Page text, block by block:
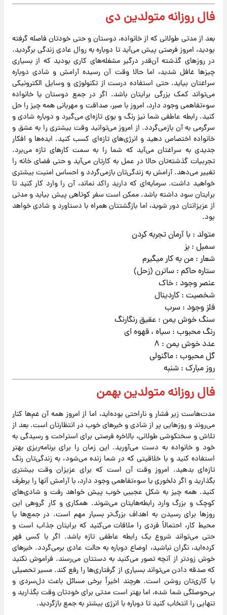
فال روزانه متولدین دی
بعد از مدتی طولانی که از خانواده، دوستان و حتی خودتان فاصله گرفته
بودید، امروز فرصتی پیش می‌آید تا دوباره به روال عادی زندگی برگردید.
در روزهای گذشته آن‌قدر درگیر مشغله‌های کاری بودید که از بسیاری
چیزها غافل شدید، اما حالا وقت آن رسیده آرامش و شادی دوباره
سراغتان بیاید. حتی استفاده درست از تکنولوژی و وسایل الکترونیکی
می‌تواند کمک بزرگی برایتان باشد. اگر در جمع دوستان یا خانواده
سوءتفاهمی وجود دارد، امروز با صبر، صداقت و مهربانی همه چیز را حل
کنید. رابطه عاطفی شما نیز رنگ و بوی تازه‌ای می‌گیرد و دوباره شادی و
سرگرمی به آن بازمی‌گردد. از امروز می‌توانید وقت بیشتری را به عشق و
خانواده اختصاص دهید و انرژی‌های تازه‌ای کسب کنید. ایده‌ها و افکار
جدیدی به سراغتان می‌آید که شما را به سمت کارهای تازه می‌برد.
تجربیات گذشته‌تان حالا در عمل به کارتان می‌آید و حتی فضای خانه را
تغییر می‌دهد. آرامش به زندگی‌تان بازمی‌گردد و احساس امنیت بیشتری
خواهید داشت. سرمایه‌ای که دارید راکد نماند، آن را وارد کار کنید تا
برایتان سود داشته باشد. ممکن است سفر کوتاهی پیش بیاید و مدتی
از عزیزانتان دور شوید، اما بازگشتتان همراه با دستاورد و شادی خواهد
بود.
متولد : با آرمان تجربه کردن
سمبل : بز
شعار : من به کار میگیرم
ستاره حاکم : ساترن (زحل)
عنصر وجود : خاک
شخصیت : کاردینال
فلز وجود : سرب
سنگ خوش یمن : عقیق رنگارنگ
رنگ محبوب : سیاه ، قهوه ای
عدد خوش یمن : ۸
گل محبوب : ماگنولی
روز مبارک : شنبه
فال روزانه متولدین بهمن
مدت‌هاست زیر فشار و ناراحتی بوده‌اید، اما از امروز همه آن غم‌ها کنار
می‌روند و روزهایی پر از شادی و خبرهای خوب در انتظارتان است. بعد از
تلاش و سختکوشی طولانی، بالاخره فرصتی برای استراحت و رسیدگی به
خود و خانواده به دست می‌آورید. این زمان را برای برنامه‌ریزی بهتر
استفاده کنید و با خلاقیتی که در شما زنده می‌شود، به زندگی‌تان رنگ
تازه‌ای بدهید. امروز وقت آن است که برای عزیزان وقت بیشتری
بگذارید و اگر دلخوری یا سوءتفاهمی وجود دارد، با آرامش آنها را برطرف
کنید. همه چیز به شکل عجیبی خوب پیش خواهد رفت و شادی‌های
کوچک و بزرگ وارد رابطه‌هایتان می‌شوند. همکاری و کار گروهی این
روزها برای رسیدن به اهداف بزرگ‌تر بسیار مهم است. در جمع‌ها یا
محیط کار، احتمالاً فردی را ملاقات می‌کنید که برایتان جذاب است و
حتی می‌تواند شروع یک رابطه عاطفی تازه باشد. اگر با کسی قهر
کرده‌اید، نگران نباشید، اوضاع دوباره به حالت عادی برمی‌گردد. خبرهای
خوش زودتر از آنچه تصور می‌کنید به دستتان می‌رسند. فراموش نکنید
که صدقه دادن می‌تواند بسیاری از گرفتاری‌ها را رفع کند. مسیر تحصیلی
یا کاری‌تان روشن است. هرچند اخیراً برخی مسائل باعث دل‌سردی و
بی‌حوصلگی شما شده، اما بهتر است مدتی برای خودتان وقت بگذارید و
تنهایی را انتخاب کنید تا دوباره با انرژی بیشتر به جمع بازگردید.